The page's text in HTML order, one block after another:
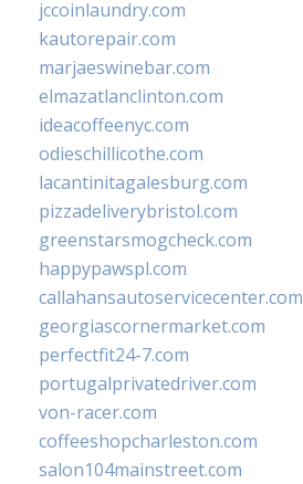
jccoinlaundry.com
kautorepair.com
marjaeswinebar.com
elmazatlanclinton.com
ideacoffeenyc.com
odieschillicothe.com
lacantinitagalesburg.com
pizzadeliverybristol.com
greenstarsmogcheck.com
happypawspl.com
callahansautoservicecenter.com
georgiascornermarket.com
perfectfit24-7.com
portugalprivatedriver.com
von-racer.com
coffeeshopcharleston.com
salon104mainstreet.com